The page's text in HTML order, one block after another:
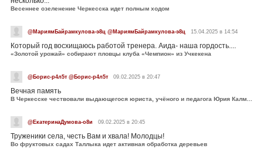
Весеннее озеленение Черкесска идет полным ходом
@МариямБайрамкулова-э8ц @МариямБайрамкулова-э8ц 15.04.2025 в 14:54
Который год восхищаюсь работой тренера. Аида- наша гордость....
«Золотой урожай» собирают пловцы клуба «Чемпион» из Учкекена
@Борис-р4л5т @Борис-р4л5т 09.02.2025 в 20:47
Вечная память
В Черкесске чествовали выдающегося юриста, учёного и педагога Юрия Калмыкова
@ЕкатеринаДумова-о8и 09.02.2025 в 20:45
Труженики села, честь Вам и хвала! Молодцы!
Во фруктовых садах Таллыка идет активная обработка деревьев